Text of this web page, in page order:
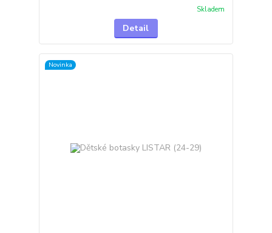
Skladem
Detail
Novinka